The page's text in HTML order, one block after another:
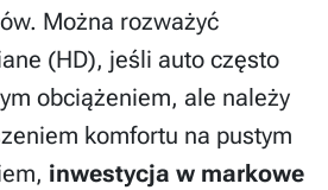
Można rozważyć
(HD), jeśli auto często
obciążeniem, ale należy
komfortu na pustym
inwestycja w markowe